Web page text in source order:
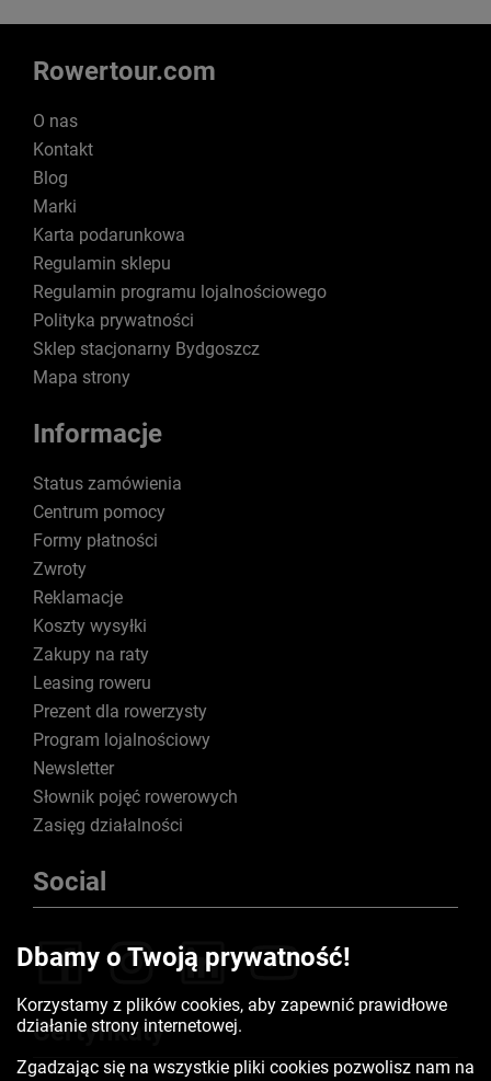
Rowertour.com
O nas
Kontakt
Blog
Marki
Karta podarunkowa
Regulamin sklepu
Regulamin programu lojalnościowego
Polityka prywatności
Sklep stacjonarny Bydgoszcz
Mapa strony
Informacje
Status zamówienia
Centrum pomocy
Formy płatności
Zwroty
Reklamacje
Koszty wysyłki
Zakupy na raty
Leasing roweru
Prezent dla rowerzysty
Program lojalnościowy
Newsletter
Słownik pojęć rowerowych
Zasięg działalności
Social
Certyfikaty
Dbamy o Twoją prywatność!
Korzystamy z plików cookies, aby zapewnić prawidłowe
działanie strony internetowej.
Zgadzając się na wszystkie pliki cookies pozwolisz nam na